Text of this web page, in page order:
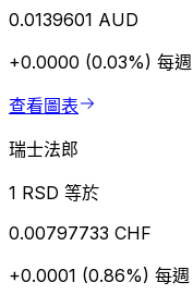
0.0139601 AUD
+0.0000 (0.03%) 每週
查看圖表
瑞士法郎
1 RSD 等於
0.00797733 CHF
+0.0001 (0.86%) 每週